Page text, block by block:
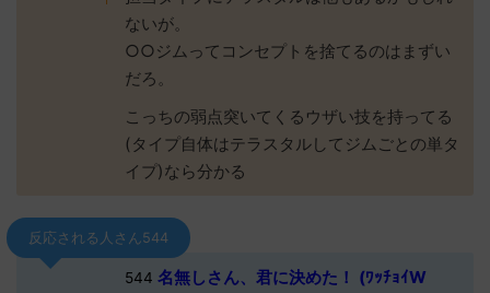
ないが。
○○ジムってコンセプトを捨てるのはまずい
だろ。
こっちの弱点突いてくるウザい技を持ってる
(タイプ自体はテラスタルしてジムごとの単タ
イプ)なら分かる
反応される人さん544
544 名無しさん、君に決めた！ (ﾜｯﾁｮｲW